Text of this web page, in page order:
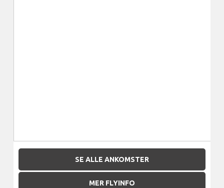
SE ALLE ANKOMSTER
MER FLYINFO